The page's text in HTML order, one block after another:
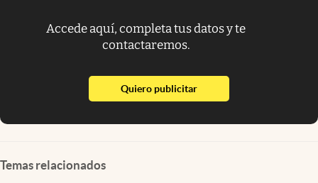
Accede aquí, completa tus datos y te
contactaremos.
Quiero publicitarabre en nueva pestaña
Temas relacionados